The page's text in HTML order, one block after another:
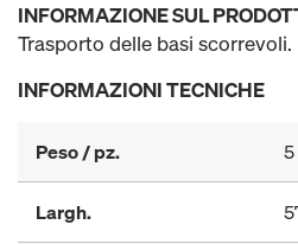
INFORMAZIONE SUL
Trasporto delle basi scorrevoli.
INFORMAZIONI TECNICHE
Peso / pz.
Largh.